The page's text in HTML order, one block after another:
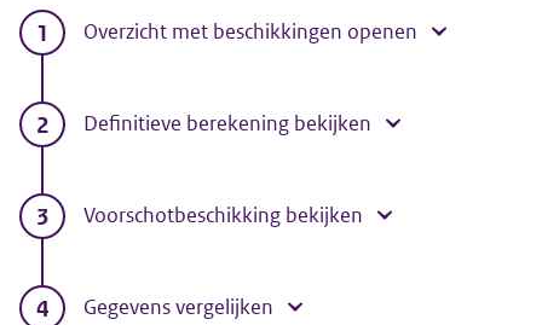
Overzicht met beschikkingen openen
Definitieve berekening bekijken
Voorschotbeschikking bekijken
Gegevens vergelijken